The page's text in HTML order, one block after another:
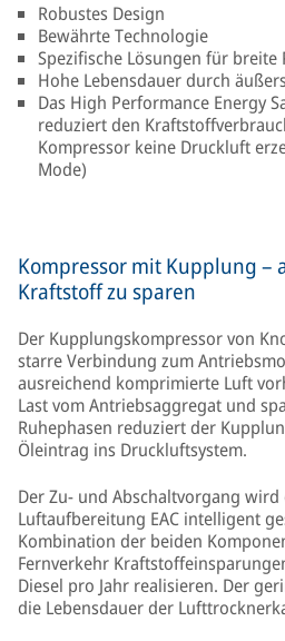
Robustes Design
Bewährte Technologie
Spezifische Lösungen für
Hohe Lebensdauer durch
Das High Performance Energy
reduziert den
Kompressor keine Druckluft
Mode)
Kompressor mit Kupplung –
Kraftstoff zu sparen
Der Kupplungskompressor von
starre Verbindung zum
ausreichend komprimierte Luft
Last vom Antriebsaggregat und
Ruhephasen reduziert der
Öleintrag ins Druckluftsystem.
Der Zu- und Abschaltvorgang
Luftaufbereitung EAC intelligent
Kombination der beiden
Fernverkehr
Diesel pro Jahr realisieren. Der
die Lebensdauer der